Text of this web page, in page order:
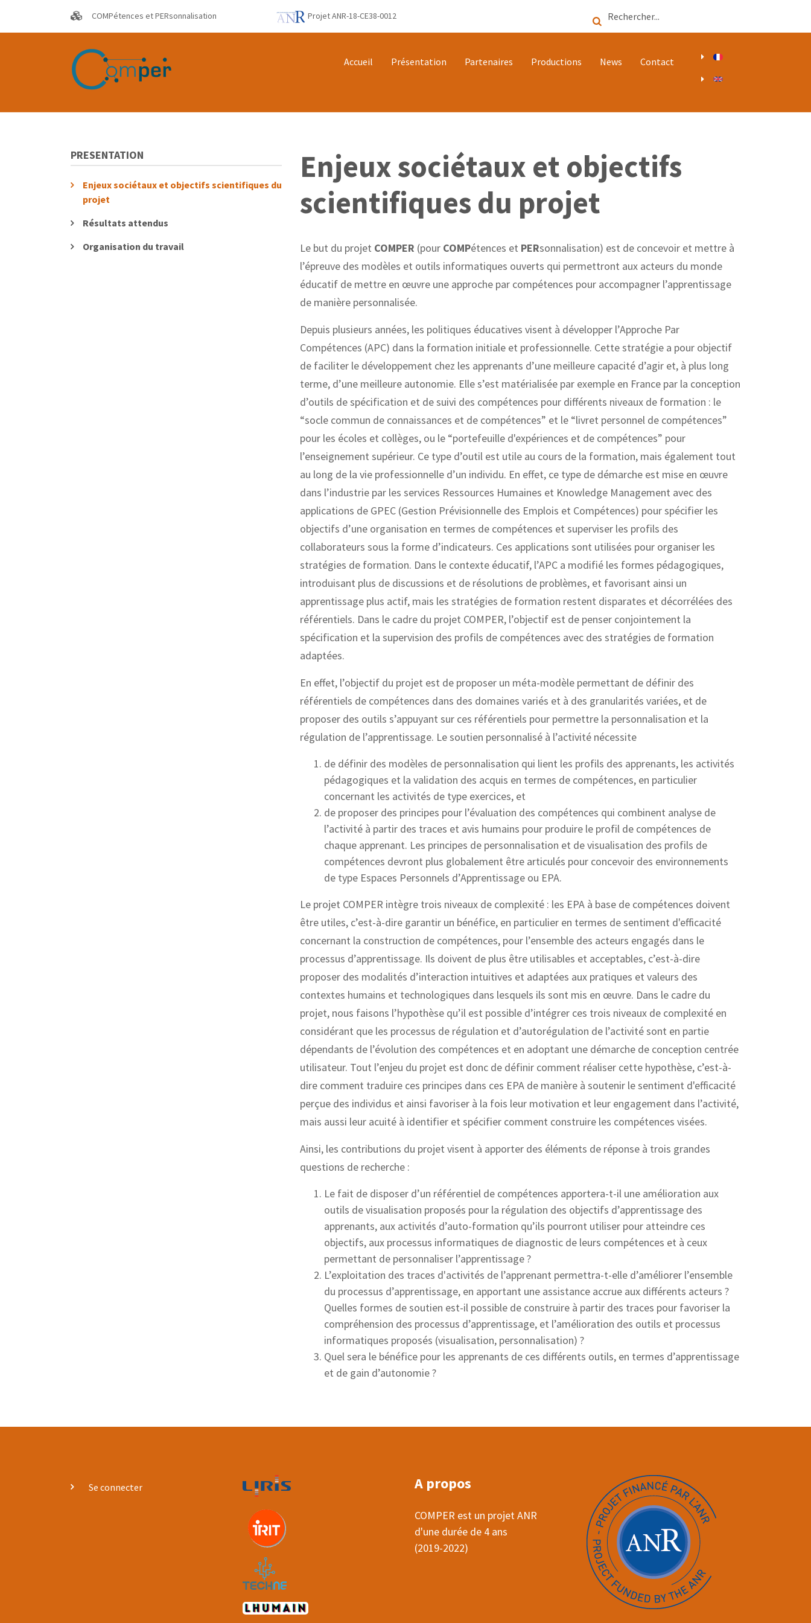
COMPétences et PERsonnalisation Projet ANR-18-CE38-0012 Search
Accueil Présentation Partenaires Productions News Contact
Enjeux sociétaux et objectifs
scientifiques du projet
Le but du projet COMPER (pour COMPétences et PERsonnalisation) est de concevoir et mettre à
l’épreuve des modèles et outils informatiques ouverts qui permettront aux acteurs du monde
éducatif de mettre en œuvre une approche par compétences pour accompagner l’apprentissage
de manière personnalisée.
Depuis plusieurs années, les politiques éducatives visent à développer l’Approche Par
Compétences (APC) dans la formation initiale et professionnelle. Cette stratégie a pour objectif
de faciliter le développement chez les apprenants d’une meilleure capacité d’agir et, à plus long
terme, d’une meilleure autonomie. Elle s’est matérialisée par exemple en France par la conception
d’outils de spécification et de suivi des compétences pour différents niveaux de formation : le
“socle commun de connaissances et de compétences” et le “livret personnel de compétences”
pour les écoles et collèges, ou le “portefeuille d'expériences et de compétences” pour
l’enseignement supérieur. Ce type d’outil est utile au cours de la formation, mais également tout
au long de la vie professionnelle d’un individu. En effet, ce type de démarche est mise en œuvre
dans l’industrie par les services Ressources Humaines et Knowledge Management avec des
applications de GPEC (Gestion Prévisionnelle des Emplois et Compétences) pour spécifier les
objectifs d’une organisation en termes de compétences et superviser les profils des
collaborateurs sous la forme d’indicateurs. Ces applications sont utilisées pour organiser les
stratégies de formation. Dans le contexte éducatif, l’APC a modifié les formes pédagogiques,
introduisant plus de discussions et de résolutions de problèmes, et favorisant ainsi un
apprentissage plus actif, mais les stratégies de formation restent disparates et décorrélées des
référentiels. Dans le cadre du projet COMPER, l’objectif est de penser conjointement la
spécification et la supervision des profils de compétences avec des stratégies de formation
adaptées.
En effet, l’objectif du projet est de proposer un méta-modèle permettant de définir des
référentiels de compétences dans des domaines variés et à des granularités variées, et de
proposer des outils s’appuyant sur ces référentiels pour permettre la personnalisation et la
régulation de l’apprentissage. Le soutien personnalisé à l’activité nécessite
de définir des modèles de personnalisation qui lient les profils des apprenants, les activités
pédagogiques et la validation des acquis en termes de compétences, en particulier
concernant les activités de type exercices, et
de proposer des principes pour l’évaluation des compétences qui combinent analyse de
l’activité à partir des traces et avis humains pour produire le profil de compétences de
chaque apprenant. Les principes de personnalisation et de visualisation des profils de
compétences devront plus globalement être articulés pour concevoir des environnements
de type Espaces Personnels d’Apprentissage ou EPA.
Le projet COMPER intègre trois niveaux de complexité : les EPA à base de compétences doivent
être utiles, c’est-à-dire garantir un bénéfice, en particulier en termes de sentiment d'efficacité
concernant la construction de compétences, pour l’ensemble des acteurs engagés dans le
processus d’apprentissage. Ils doivent de plus être utilisables et acceptables, c’est-à-dire
proposer des modalités d’interaction intuitives et adaptées aux pratiques et valeurs des
contextes humains et technologiques dans lesquels ils sont mis en œuvre. Dans le cadre du
projet, nous faisons l’hypothèse qu’il est possible d’intégrer ces trois niveaux de complexité en
considérant que les processus de régulation et d’autorégulation de l’activité sont en partie
dépendants de l’évolution des compétences et en adoptant une démarche de conception centrée
utilisateur. Tout l’enjeu du projet est donc de définir comment réaliser cette hypothèse, c’est-à-
dire comment traduire ces principes dans ces EPA de manière à soutenir le sentiment d'efficacité
perçue des individus et ainsi favoriser à la fois leur motivation et leur engagement dans l’activité,
mais aussi leur acuité à identifier et spécifier comment construire les compétences visées.
Ainsi, les contributions du projet visent à apporter des éléments de réponse à trois grandes
questions de recherche :
Le fait de disposer d’un référentiel de compétences apportera-t-il une amélioration aux
outils de visualisation proposés pour la régulation des objectifs d’apprentissage des
apprenants, aux activités d’auto-formation qu’ils pourront utiliser pour atteindre ces
objectifs, aux processus informatiques de diagnostic de leurs compétences et à ceux
permettant de personnaliser l’apprentissage ?
L’exploitation des traces d'activités de l’apprenant permettra-t-elle d’améliorer l’ensemble
du processus d’apprentissage, en apportant une assistance accrue aux différents acteurs ?
Quelles formes de soutien est-il possible de construire à partir des traces pour favoriser la
compréhension des processus d’apprentissage, et l’amélioration des outils et processus
informatiques proposés (visualisation, personnalisation) ?
Quel sera le bénéfice pour les apprenants de ces différents outils, en termes d’apprentissage
et de gain d’autonomie ?
PRESENTATION
Enjeux sociétaux et objectifs scientifiques du
projet
Résultats attendus
Organisation du travail
UserSe connecter A propos
COMPER est un projet ANR
d'une durée de 4 ans
(2019-2022)